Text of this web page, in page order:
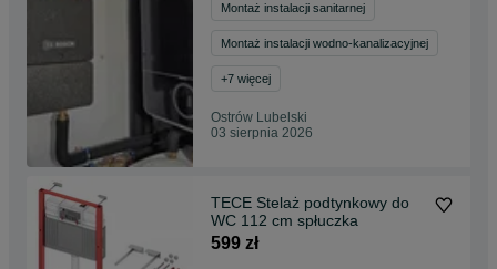
Montaż instalacji sanitarnej
Montaż instalacji wodno-kanalizacyjnej
+7 więcej
Ostrów Lubelski
03 sierpnia 2026
TECE Stelaż podtynkowy do
WC 112 cm spłuczka
599 zł